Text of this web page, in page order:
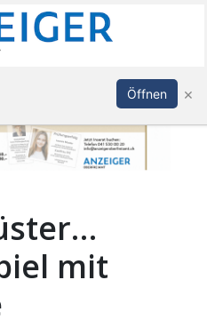
Anmelden
mit
Öffnen ×